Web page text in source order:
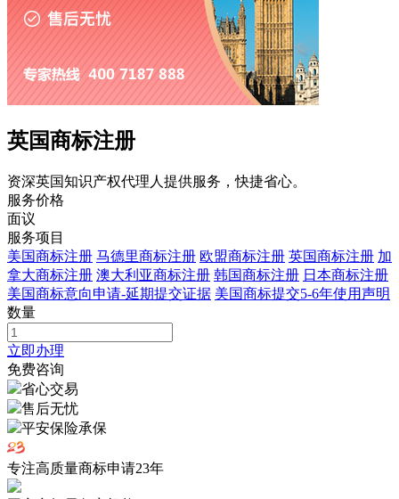
英国商标注册
资深英国知识产权代理人提供服务，快捷省心。
服务价格
面议
服务项目
美国商标注册 马德里商标注册 欧盟商标注册 英国商标注册 加
拿大商标注册 澳大利亚商标注册 韩国商标注册 日本商标注册
美国商标意向申请-延期提交证据 美国商标提交5-6年使用声明
数量
立即办理
免费咨询
省心交易
售后无忧
平安保险承保
专注高质量商标申请23年